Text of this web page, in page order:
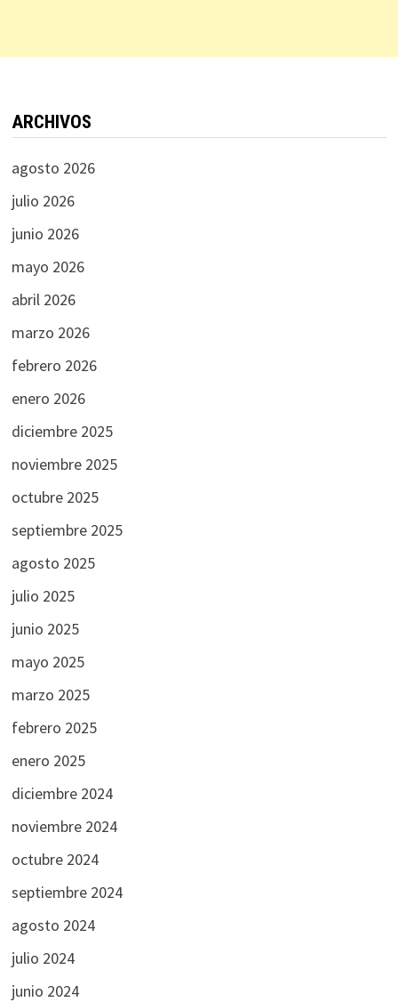
ARCHIVOS
agosto 2026
julio 2026
junio 2026
mayo 2026
abril 2026
marzo 2026
febrero 2026
enero 2026
diciembre 2025
noviembre 2025
octubre 2025
septiembre 2025
agosto 2025
julio 2025
junio 2025
mayo 2025
marzo 2025
febrero 2025
enero 2025
diciembre 2024
noviembre 2024
octubre 2024
septiembre 2024
agosto 2024
julio 2024
junio 2024